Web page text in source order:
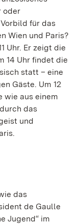
oder
für das
Wien und Paris?
Uhr. Er zeigt die
14 Uhr findet die
statt – eine
Gäste. Um 12
wie aus einem
das
und
das
de Gaulle
Jugend“ im